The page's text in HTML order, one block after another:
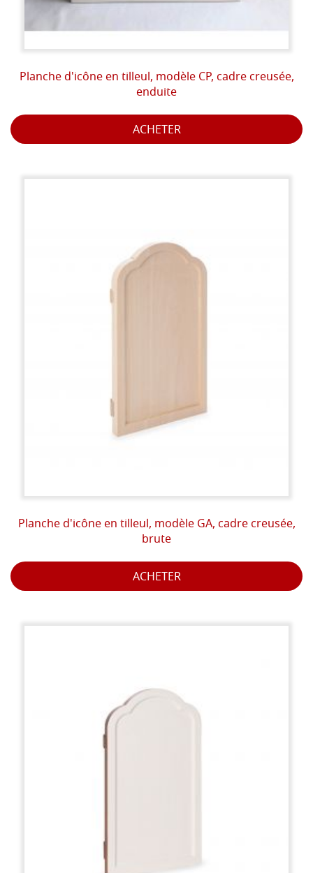
Planche d'icône en tilleul, modèle CP, cadre creusée,
enduite
ACHETER
Planche d'icône en tilleul, modèle GA, cadre creusée,
brute
ACHETER